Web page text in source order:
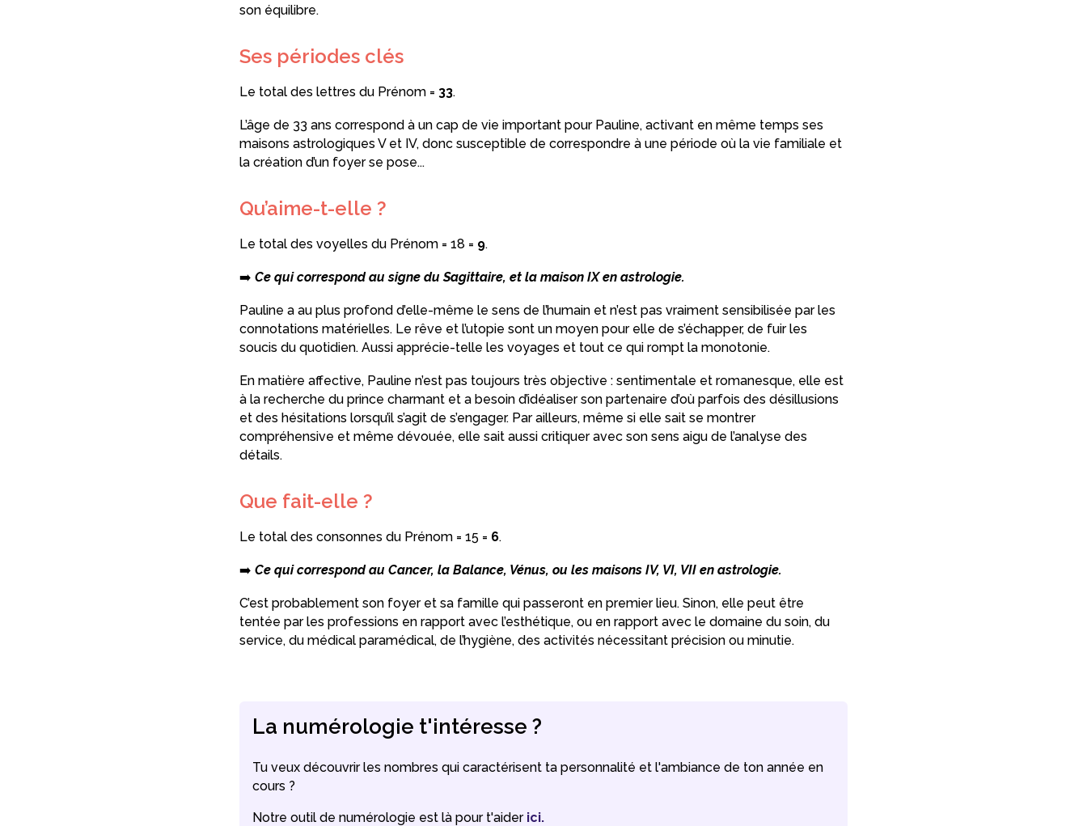
son équilibre.
Ses périodes clés
Le total des lettres du Prénom = 33.
L’âge de 33 ans correspond à un cap de vie important pour Pauline, activant en même temps ses
maisons astrologiques V et IV, donc susceptible de correspondre à une période où la vie familiale et
la création d’un foyer se pose...
Qu’aime-t-elle ?
Le total des voyelles du Prénom = 18 = 9.
➡️ Ce qui correspond au signe du Sagittaire, et la maison IX en astrologie.
Pauline a au plus profond d’elle-même le sens de l’humain et n’est pas vraiment sensibilisée par les
connotations matérielles. Le rêve et l’utopie sont un moyen pour elle de s’échapper, de fuir les
soucis du quotidien. Aussi apprécie-telle les voyages et tout ce qui rompt la monotonie.
En matière affective, Pauline n’est pas toujours très objective : sentimentale et romanesque, elle est
à la recherche du prince charmant et a besoin d’idéaliser son partenaire d’où parfois des désillusions
et des hésitations lorsqu’il s’agit de s’engager. Par ailleurs, même si elle sait se montrer
compréhensive et même dévouée, elle sait aussi critiquer avec son sens aigu de l’analyse des
détails.
Que fait-elle ?
Le total des consonnes du Prénom = 15 = 6.
➡️ Ce qui correspond au Cancer, la Balance, Vénus, ou les maisons IV, VI, VII en astrologie.
C’est probablement son foyer et sa famille qui passeront en premier lieu. Sinon, elle peut être
tentée par les professions en rapport avec l’esthétique, ou en rapport avec le domaine du soin, du
service, du médical paramédical, de l’hygiène, des activités nécessitant précision ou minutie.
La numérologie t'intéresse ?
Tu veux découvrir les nombres qui caractérisent ta personnalité et l'ambiance de ton année en
cours ?
Notre outil de numérologie est là pour t'aider ici.